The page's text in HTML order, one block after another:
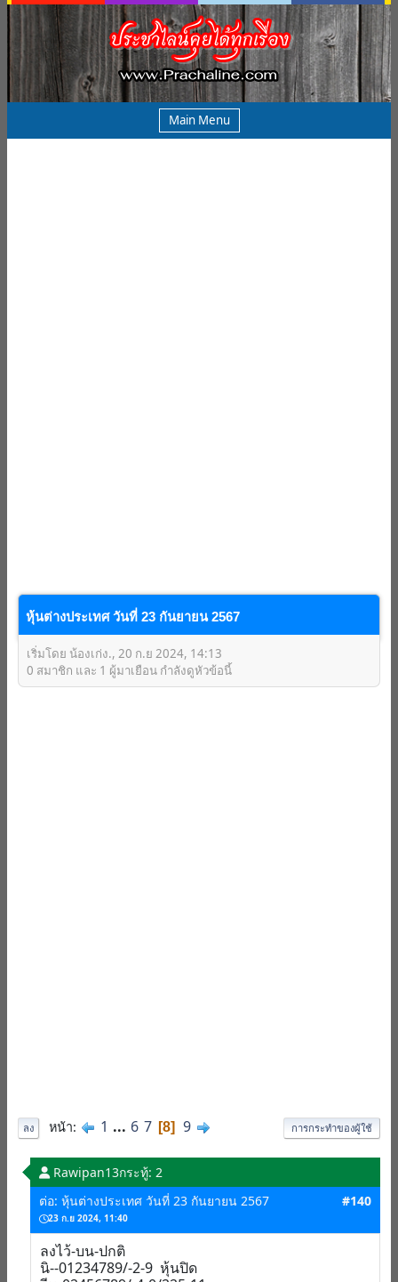
Main Menu
หุ้นต่างประเทศ วันที่ 23 กันยายน 2567
เริ่มโดย น้องเก่ง., 20 ก.ย 2024, 14:13
0 สมาชิก และ 1 ผู้มาเยือน กำลังดูหัวข้อนี้
ลง หน้า 1 ... 6 7 8 9 การกระทำของผู้ใช้
Rawipan13กระทู้: 2
ต่อ: หุ้นต่างประเทศ วันที่ 23 กันยายน 2567
23 ก.ย 2024, 11:40
#140
ลงไว้-บน-ปกติ
นิ--01234789/-2-9 หุ้นปิด